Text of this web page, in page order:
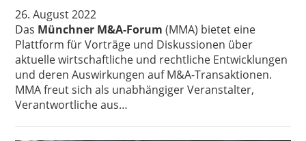
26. August 2022
Das Münchner M&A-Forum (MMA) bietet eine
Plattform für Vorträge und Diskussionen über
aktuelle wirtschaftliche und rechtliche Entwicklungen
und deren Auswirkungen auf M&A-Transaktionen.
MMA freut sich als unabhängiger Veranstalter,
Verantwortliche aus…